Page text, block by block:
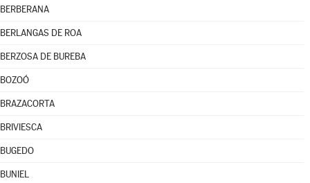
BERBERANA
BERLANGAS DE ROA
BERZOSA DE BUREBA
BOZOÓ
BRAZACORTA
BRIVIESCA
BUGEDO
BUNIEL